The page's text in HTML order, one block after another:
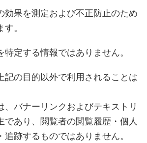
効果を測定および不正防止のため
。
特定する情報ではありません。
記の目的以外で利用されることは
、バナーリンクおよびテキストリ
であり、閲覧者の閲覧履歴・個人
追跡するものではありません。